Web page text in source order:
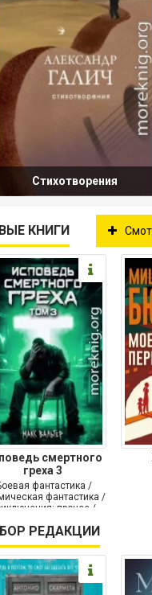
Стихотворения
КНИГИ
смертного
греха 3
фантастика /
фантастика /
прочее /
РЕДАКЦИИ